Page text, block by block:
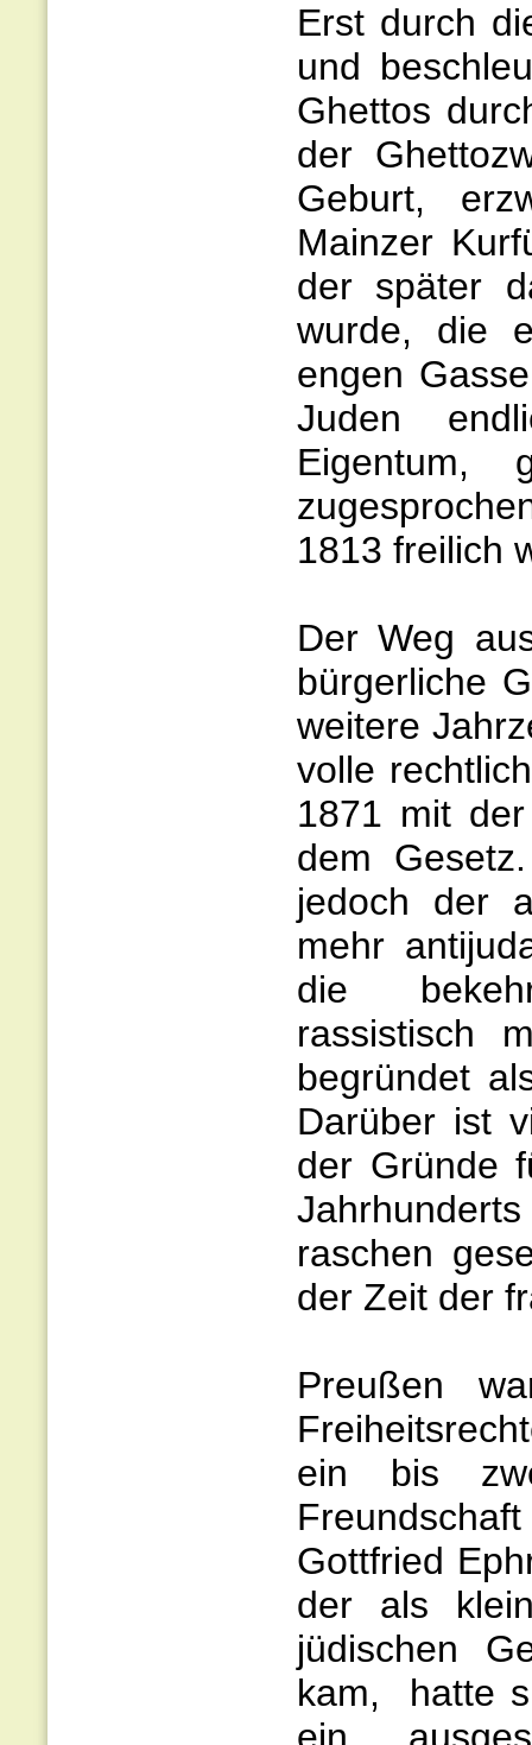
Erst durch
und
Ghettos
der
Geburt,
Mainzer
der später
wurde, die
engen
Juden
Eigentum,
1813 freilich
Der Weg
bürgerliche
weitere
volle
1871 mit
dem
jedoch der
mehr
die
rassistisch
begründet
Darüber ist
der Gründe
raschen
der Zeit der
Preußen
ein bis
Gottfried
der als
jüdischen
kam, hatte